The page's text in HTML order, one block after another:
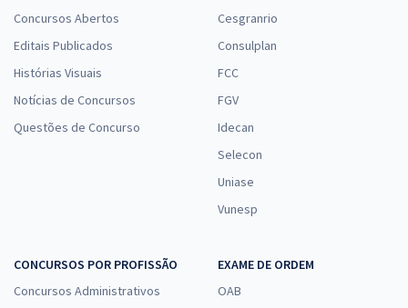
Concursos Abertos
Editais Publicados
Histórias Visuais
Notícias de Concursos
Questões de Concurso
Cesgranrio
Consulplan
FCC
FGV
Idecan
Selecon
Uniase
Vunesp
CONCURSOS POR PROFISSÃO
Concursos Administrativos
EXAME DE ORDEM
OAB